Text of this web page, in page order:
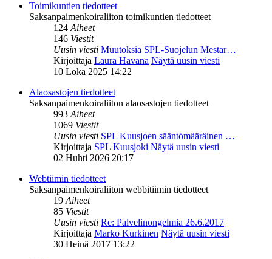
Toimikuntien tiedotteet
Saksanpaimenkoiraliiton toimikuntien tiedotteet
124Aiheet
146 Viestit
Uusin viesti Muutoksia SPL-Suojelun Mestar…
Kirjoittaja Laura Havana Näytä uusin viesti
10 Loka 2025 14:22
Alaosastojen tiedotteet
Saksanpaimenkoiraliiton alaosastojen tiedotteet
993Aiheet
1069 Viestit
Uusin viesti SPL Kuusjoen sääntömääräinen …
Kirjoittaja SPL Kuusjoki Näytä uusin viesti
02 Huhti 2026 20:17
Webtiimin tiedotteet
Saksanpaimenkoiraliiton webbitiimin tiedotteet
19Aiheet
85 Viestit
Uusin viesti Re: Palvelinongelmia 26.6.2017
Kirjoittaja Marko Kurkinen Näytä uusin viesti
30 Heinä 2017 13:22